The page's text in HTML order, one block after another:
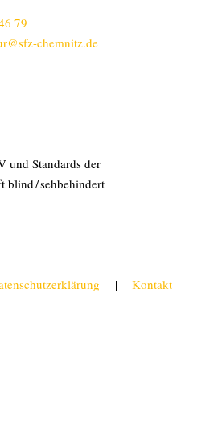
79
chemnitz.de
und Standards der
blind / sehbehindert
|Kontakt